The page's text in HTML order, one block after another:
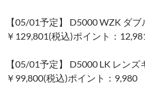
【05/01予定】 D5000 WZK ダブ
￥129,801(税込)ポイント：
【05/01予定】 D5000 LK レンズ
￥99,800(税込)ポイント：